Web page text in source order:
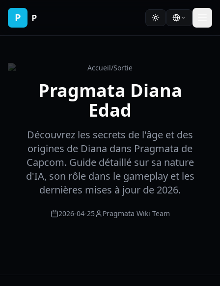
P P
Accueil/Sortie
Pragmata Diana
Edad
Découvrez les secrets de l'âge et des
origines de Diana dans Pragmata de
Capcom. Guide détaillé sur sa nature
d'IA, son rôle dans le gameplay et les
dernières mises à jour de 2026.
2026-04-25 Pragmata Wiki Team